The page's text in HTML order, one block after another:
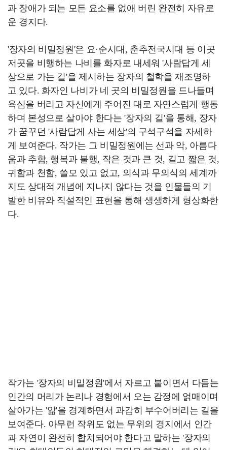
과 장애가 되는 모든 요소를 없애 버린 완전히 자유로
운 경지다.
'장자의 비밀정원'은 요·순시대, 춘추전국시대 등 이곳
저곳을 비행하는 나비를 화자로 내세워 '사람답게 세
상으로 가는 길'을 제시하는 장자의 철학을 재조명하
고 있다. 화자인 나비가 네 곳의 비밀정원을 드나들며
욕심을 버리고 자신에게 주어진 대로 자연스럽게 행동
하며 본성으로 살아야 한다는 '장자의 길'을 통해, 장자
가 꿈꾸던 '사람답게 사는 세상'의 구석구석을 자세하
게 보여준다. 작가는 그 비밀정원에는 선과 악, 아름다
움과 추함, 행복과 불행, 작은 것과 큰 것, 길고 짧은 것,
귀함과 천함, 쓸모 있고 없고, 의식과 무의식의 세계까
지도 상대적 개념에 지나지 않다는 것을 인물들의 기
발한 비유와 직설적인 표현을 통해 생생하게 형상화한
다.
작가는 '장자의 비밀정원'에서 자르고 붙이면서 다듬는
인간의 머리가 논리나 경험에서 오는 감정에 얽매이며
살아가는 '앎'을 경계하면서 과감히 부수어버리는 길을
보여준다. 아무런 작위도 없는 무위의 경지에서 인간
과 자연이 완전히 합치되어야 한다고 말하는 '장자의